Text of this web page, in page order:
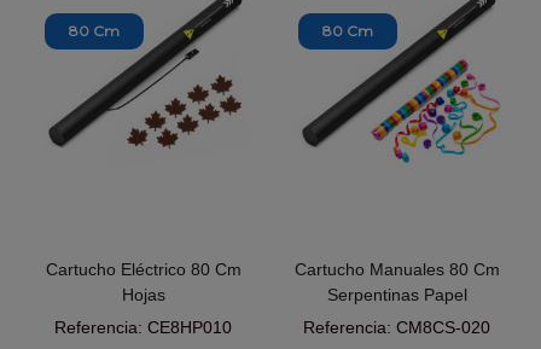
80 Cm
Cartucho Eléctrico 80 Cm
Hojas
Referencia: CE8HP010
80 Cm
Cartucho Manuales 80 Cm
Serpentinas Papel
Referencia: CM8CS-020